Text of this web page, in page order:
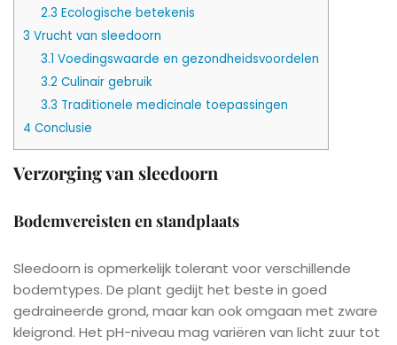
2.3 Ecologische betekenis
3 Vrucht van sleedoorn
3.1 Voedingswaarde en gezondheidsvoordelen
3.2 Culinair gebruik
3.3 Traditionele medicinale toepassingen
4 Conclusie
Verzorging van sleedoorn
Bodemvereisten en standplaats
Sleedoorn is opmerkelijk tolerant voor verschillende
bodemtypes. De plant gedijt het beste in goed
gedraineerde grond, maar kan ook omgaan met zware
kleigrond. Het pH-niveau mag variëren van licht zuur tot